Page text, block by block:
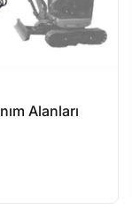
Alanları